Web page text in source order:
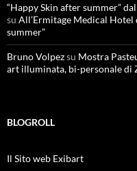
“Happy Skin after summer”
su All’Ermitage Medical Hotel
summer”
Bruno Volpezsu Mostra
art illuminata, bi-personale di
BLOGROLL
Il Sito web Exibart